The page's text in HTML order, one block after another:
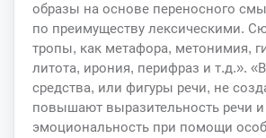
образы на основе переносного
по преимуществу лексическими.
тропы, как метафора, метонимия,
литота, ирония, перифраз и т.д.».
средства, или фигуры речи, не
повышают выразительность речи
эмоциональность при помощи